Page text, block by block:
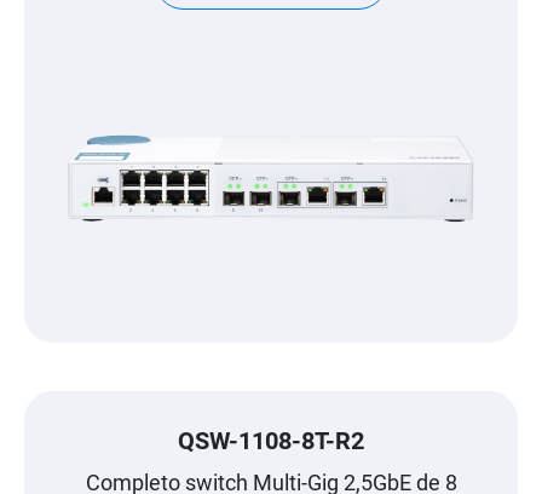
QSW-1108-8T-R2
Completo switch Multi-Gig 2,5GbE de 8